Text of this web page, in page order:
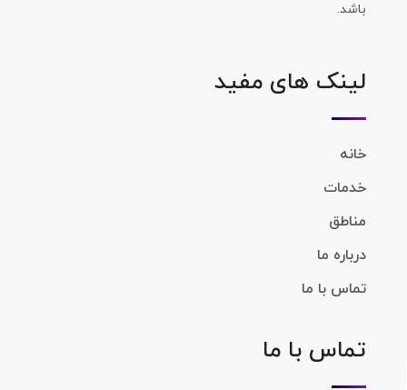
باشد.
لینک های مفید
خانه
خدمات
مناطق
درباره ما
تماس با ما
تماس با ما